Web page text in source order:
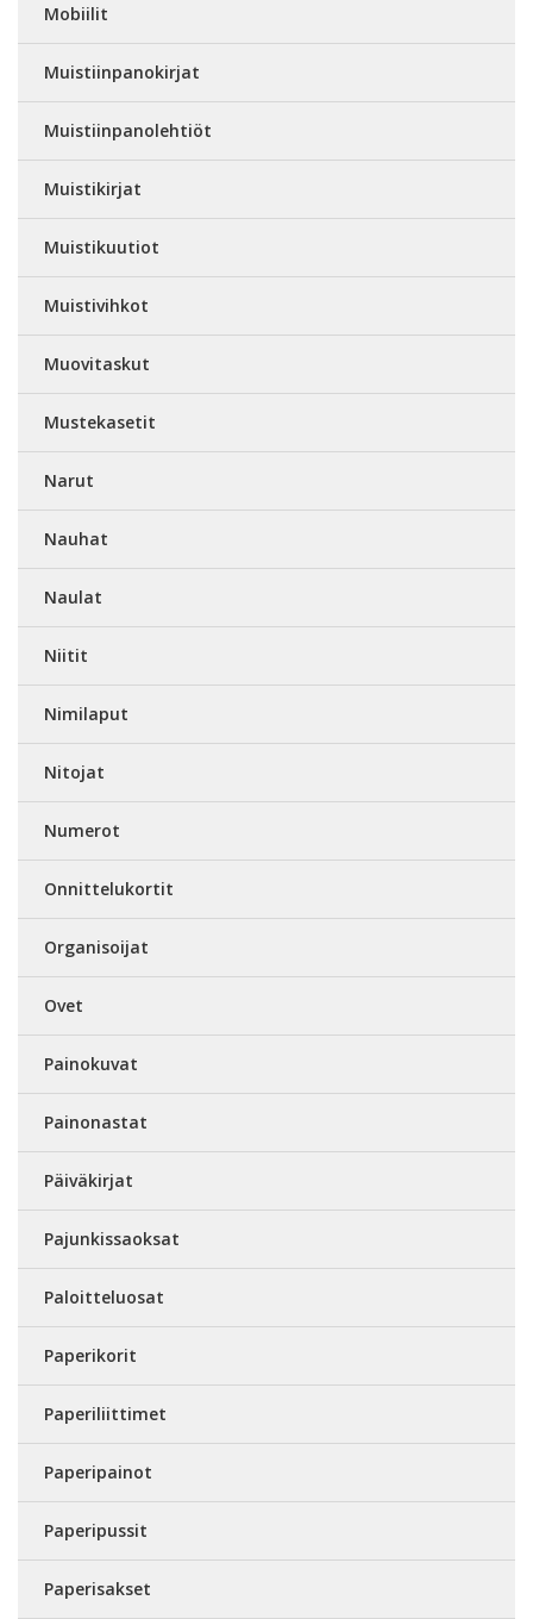
Mobiilit
Muistiinpanokirjat
Muistiinpanolehtiöt
Muistikirjat
Muistikuutiot
Muistivihkot
Muovitaskut
Mustekasetit
Narut
Nauhat
Naulat
Niitit
Nimilaput
Nitojat
Numerot
Onnittelukortit
Organisoijat
Ovet
Painokuvat
Painonastat
Päiväkirjat
Pajunkissaoksat
Paloitteluosat
Paperikorit
Paperiliittimet
Paperipainot
Paperipussit
Paperisakset